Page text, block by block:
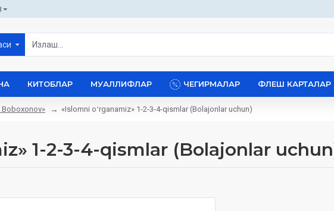
КИТОБЛАР МУАЛЛИФЛАР ЧЕГИРМАЛАР ФЛЕШ КАРТАЛАР
Boboxonov» «Islomni oʻrganamiz» 1-2-3-4-qismlar (Bolajonlar uchun)
1-2-3-4-qismlar (Bolajonlar